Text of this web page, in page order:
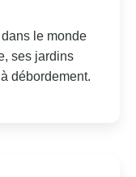
le monde
ses jardins
débordement.